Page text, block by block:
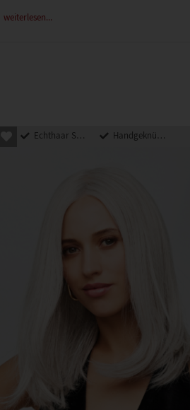
weiterlesen...
Echthaar Synthetik Mix Handgeknüpft